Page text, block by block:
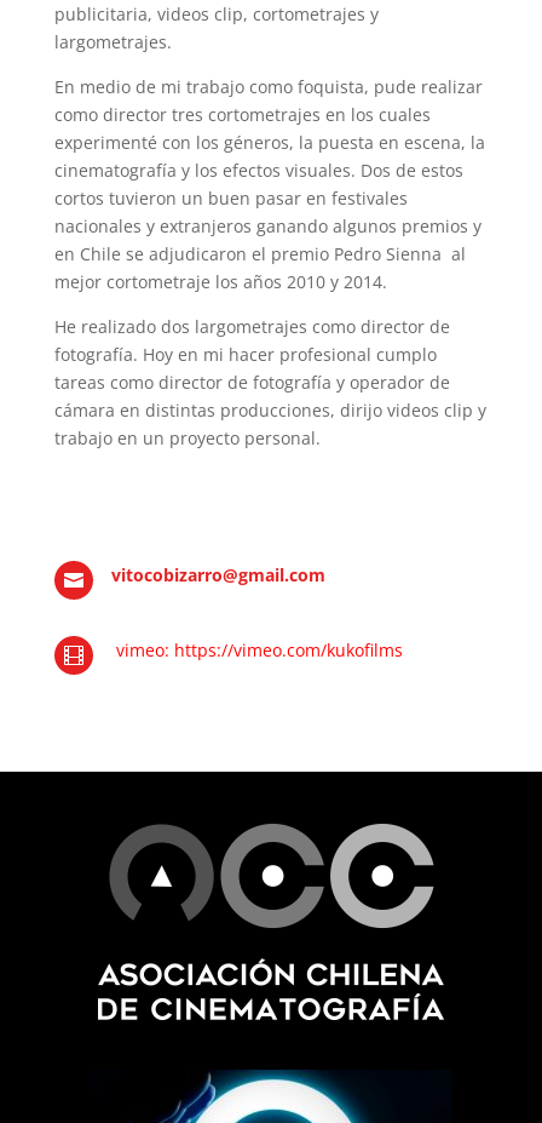
publicitaria, videos clip, cortometrajes y
largometrajes.
En medio de mi trabajo como foquista, pude realizar
como director tres cortometrajes en los cuales
experimenté con los géneros, la puesta en escena, la
cinematografía y los efectos visuales. Dos de estos
cortos tuvieron un buen pasar en festivales
nacionales y extranjeros ganando algunos premios y
en Chile se adjudicaron el premio Pedro Sienna al
mejor cortometraje los años 2010 y 2014.
He realizado dos largometrajes como director de
fotografía. Hoy en mi hacer profesional cumplo
tareas como director de fotografía y operador de
cámara en distintas producciones, dirijo videos clip y
trabajo en un proyecto personal.
 vitocobizarro@gmail.com
 vimeo: https://vimeo.com/kukofilms